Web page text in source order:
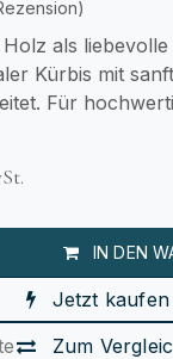
als
Kürbis mit
Für
IN DEN
Jetzt kaufen
Zum